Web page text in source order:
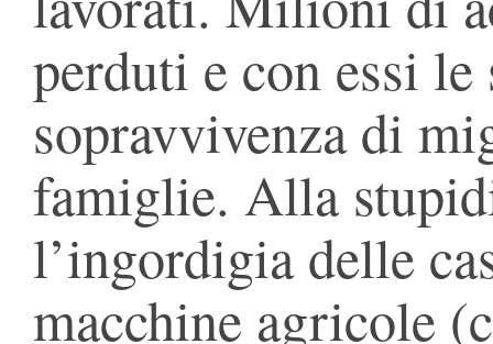
perduti e con essi le
sopravvivenza di
famiglie. Alla
l’ingordigia delle
macchine agricole